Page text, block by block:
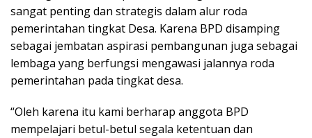
sangat penting dan strategis dalam alur roda
pemerintahan tingkat Desa. Karena BPD disamping
sebagai jembatan aspirasi pembangunan juga sebagai
lembaga yang berfungsi mengawasi jalannya roda
pemerintahan pada tingkat desa.
“Oleh karena itu kami berharap anggota BPD
mempelajari betul-betul segala ketentuan dan